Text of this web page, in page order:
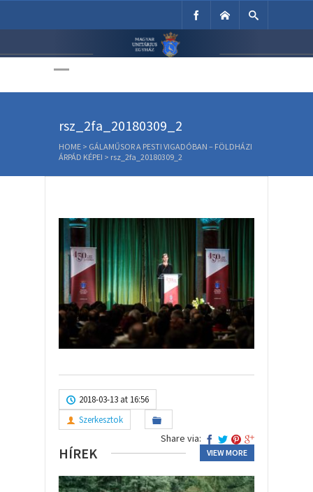
Unitárius Egyház
rsz_2fa_20180309_2
HOME > GÁLAMŰSOR A PESTI VIGADÓBAN – FÖLDHÁZI
ÁRPÁD KÉPEI > rsz_2fa_20180309_2
2018-03-13 at 16:56
Szerkesztok
Share via:
HÍREK VIEW MORE